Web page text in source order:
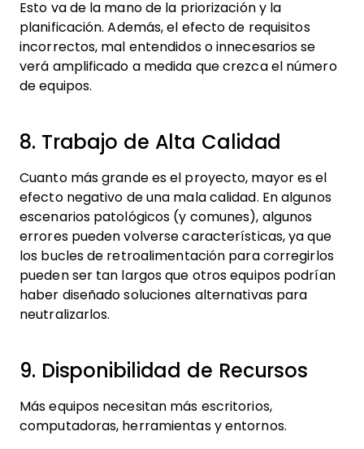
Esto va de la mano de la priorización y la
planificación. Además, el efecto de requisitos
incorrectos, mal entendidos o innecesarios se
verá amplificado a medida que crezca el número
de equipos.
8. Trabajo de Alta Calidad
Cuanto más grande es el proyecto, mayor es el
efecto negativo de una mala calidad. En algunos
escenarios patológicos (y comunes), algunos
errores pueden volverse características, ya que
los bucles de retroalimentación para corregirlos
pueden ser tan largos que otros equipos podrían
haber diseñado soluciones alternativas para
neutralizarlos.
9. Disponibilidad de Recursos
Más equipos necesitan más escritorios,
computadoras, herramientas y entornos.